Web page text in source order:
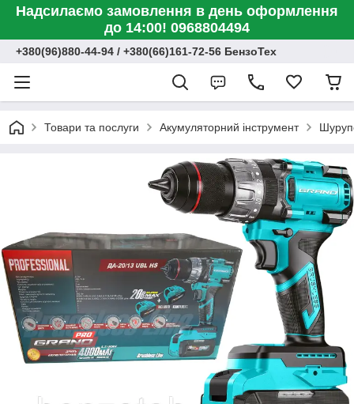
Надсилаємо замовлення в день оформлення
до 14:00! 0968804494
+380(96)880-44-94 / +380(66)161-72-56 БензоТех
Товари та послуги Акумуляторний інструмент